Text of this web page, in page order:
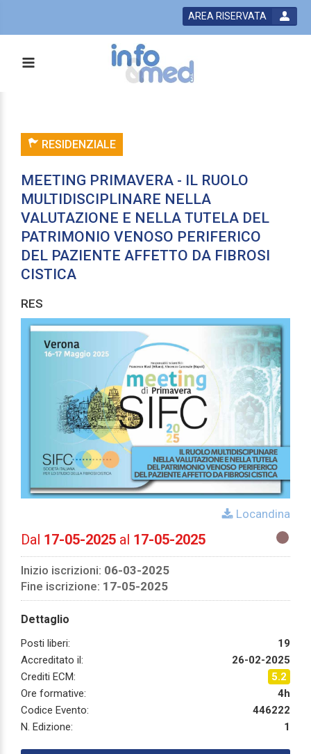
AREA RISERVATA
RESIDENZIALE
MEETING PRIMAVERA - IL RUOLO
MULTIDISCIPLINARE NELLA
VALUTAZIONE E NELLA TUTELA DEL
PATRIMONIO VENOSO PERIFERICO
DEL PAZIENTE AFFETTO DA FIBROSI
CISTICA
RES
Locandina
Dal 17-05-2025 al 17-05-2025
Inizio iscrizioni: 06-03-2025
Fine iscrizione: 17-05-2025
Dettaglio
Posti liberi:
19
Accreditato il:
26-02-2025
Crediti ECM:
5.2
Ore formative:
4h
Codice Evento:
446222
N. Edizione:
1